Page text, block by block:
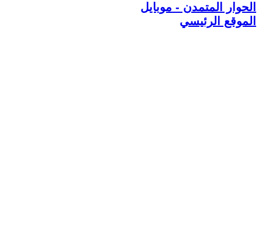
الحوار المتمدن - موبايل
الموقع الرئيسي